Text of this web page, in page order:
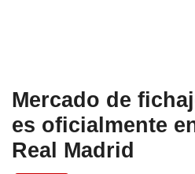
Mercado de
es oficialmente
Real Madrid